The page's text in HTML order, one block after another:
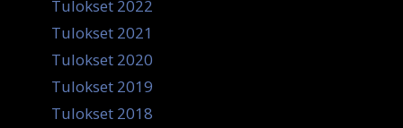
Tulokset 2022
Tulokset 2021
Tulokset 2020
Tulokset 2019
Tulokset 2018